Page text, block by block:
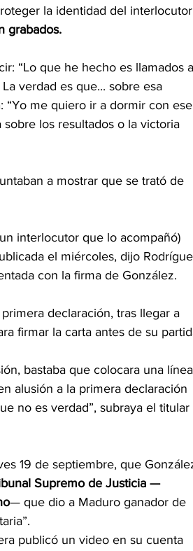
la identidad del
grabados.
“Lo que he hecho es llamados
verdad es que... sobre esa
“Yo me quiero ir a dormir con
los resultados o la victoria
a mostrar que se trató de
interlocutor que lo acompañó)
el miércoles, dijo
con la firma de González.
declaración, tras llegar a
firmar la carta antes de su
bastaba que colocara una
alusión a la primera declaración
no es verdad”, subraya el titular
19 de septiembre, que
Supremo de Justicia —
— que dio a Maduro ganador de
publicó un video en su cuenta